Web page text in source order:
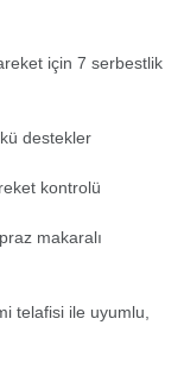
için 7 serbestlik
destekler
kontrolü
makaralı
telafisi ile uyumlu,